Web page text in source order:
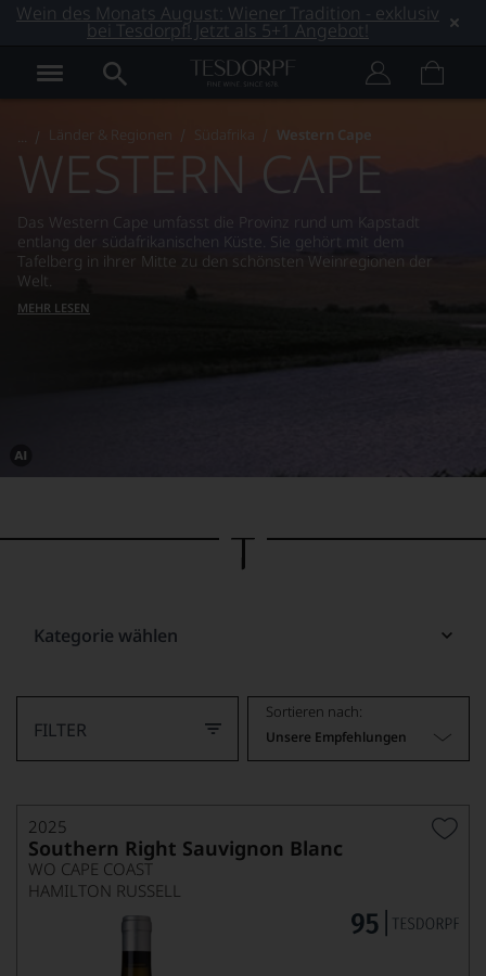
Wein des Monats August: Wiener Tradition - exklusiv
bei Tesdorpf! Jetzt als 5+1 Angebot!
Länder & Regionen Südafrika Western Cape
Dieses
von
WESTERN CAPE
Das Western Cape umfasst die Provinz rund um Kapstadt
entlang der südafrikanischen Küste. Sie gehört mit dem
Tafelberg in ihrer Mitte zu den schönsten Weinregionen der
Welt.
MEHR LESEN
Kategorie wählen
FILTER
Sortieren nach:
Unsere Empfehlungen
2025
Southern Right Sauvignon Blanc
WO CAPE COAST
HAMILTON RUSSELL